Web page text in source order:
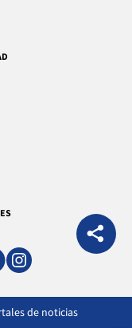
de noticias